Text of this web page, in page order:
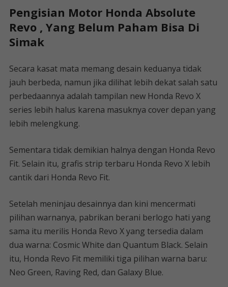
Pengisian Motor Honda Absolute
Revo , Yang Belum Paham Bisa Di
Simak
Secara kasat mata memang desain keduanya tidak
jauh berbeda, namun jika dilihat lebih dekat salah satu
perbedaannya adalah tampilan new Honda Revo X
series lebih halus karena masuknya cover depan yang
lebih melengkung.
Sementara tidak demikian halnya dengan Honda Revo
Fit. Selain itu, grafis strip terbaru Honda Revo X lebih
cantik dari Honda Revo Fit.
Setelah meninjau desainnya dan kini mencermati
pilihan warnanya, pabrikan berani berlogo hati yang
sama itu merilis Honda Revo X yang tersedia dalam
dua warna: Cosmic White dan Quantum Black. Selain
itu, Honda Revo Fit memiliki tiga pilihan warna baru:
Neo Green, Raving Red, dan Galaxy Blue.